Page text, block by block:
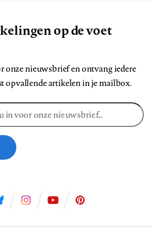
op de voet
onze nieuwsbrief en ontvang iedere
opvallende artikelen in je mailbox.
ons
ons
ons